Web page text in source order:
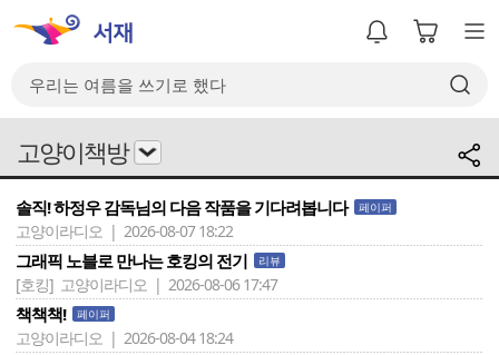
고양이책방
솔직! 하정우 감독님의 다음 작품을 기다려봅니다 페이퍼
고양이라디오 | 2026-08-07 18:22
그래픽 노블로 만나는 호킹의 전기 리뷰
[호킹] 고양이라디오 | 2026-08-06 17:47
책책책! 페이퍼
고양이라디오 | 2026-08-04 18:24